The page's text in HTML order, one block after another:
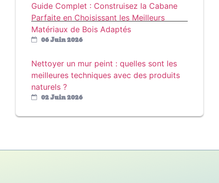
Guide Complet : Construisez la Cabane
Parfaite en Choisissant les Meilleurs
Matériaux de Bois Adaptés
06 Juin 2026
Nettoyer un mur peint : quelles sont les
meilleures techniques avec des produits
naturels ?
02 Juin 2026